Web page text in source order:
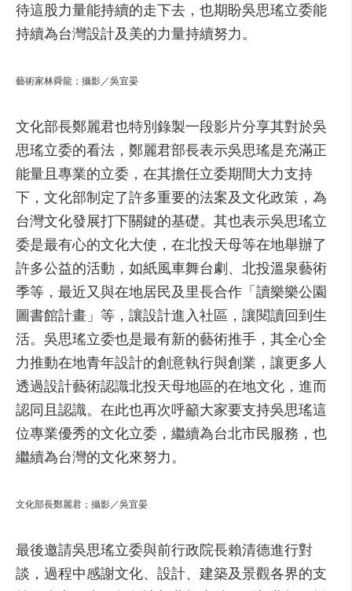
待這股力量能持續的走下去，也期盼吳思瑤立委能
持續為台灣設計及美的力量持續努力。
藝術家林舜龍；攝影／吳宜晏
文化部長鄭麗君也特別錄製一段影片分享其對於吳
思瑤立委的看法，鄭麗君部長表示吳思瑤是充滿正
能量且專業的立委，在其擔任立委期間大力支持
下，文化部制定了許多重要的法案及文化政策，為
台灣文化發展打下關鍵的基礎。其也表示吳思瑤立
委是最有心的文化大使，在北投天母等在地舉辦了
許多公益的活動，如紙風車舞台劇、北投溫泉藝術
季等，最近又與在地居民及里長合作「讀樂樂公園
圖書館計畫」等，讓設計進入社區，讓閱讀回到生
活。吳思瑤立委也是最有新的藝術推手，其全心全
力推動在地青年設計的創意執行與創業，讓更多人
透過設計藝術認識北投天母地區的在地文化，進而
認同且認識。在此也再次呼籲大家要支持吳思瑤這
位專業優秀的文化立委，繼續為台北市民服務，也
繼續為台灣的文化來努力。
文化部長鄭麗君；攝影／吳宜晏
最後邀請吳思瑤立委與前行政院長賴清德進行對
談，過程中感謝文化、設計、建築及景觀各界的支